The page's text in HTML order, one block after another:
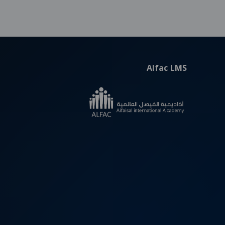
Alfac LMS